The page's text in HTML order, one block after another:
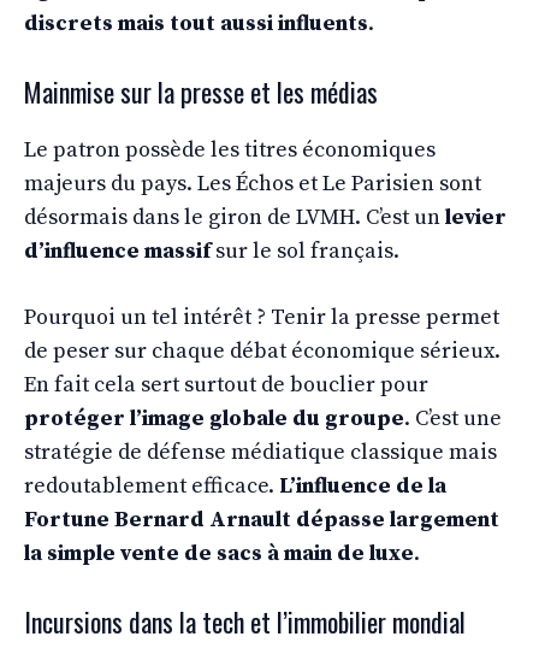
discrets mais tout aussi influents.
Mainmise sur la presse et les médias
Le patron possède les titres économiques
majeurs du pays. Les Échos et Le Parisien sont
désormais dans le giron de LVMH. C’est unlevier
d’influence massifsur le sol français.
Pourquoi un tel intérêt ? Tenir la presse permet
de peser sur chaque débat économique sérieux.
En fait cela sert surtout de bouclier pour
protéger l’image globale du groupe. C’est une
stratégie de défense médiatique classique mais
redoutablement efficace. L’influence de la
Fortune Bernard Arnault dépasse largement
la simple vente de sacs à main de luxe.
Incursions dans la tech et l’immobilier mondial